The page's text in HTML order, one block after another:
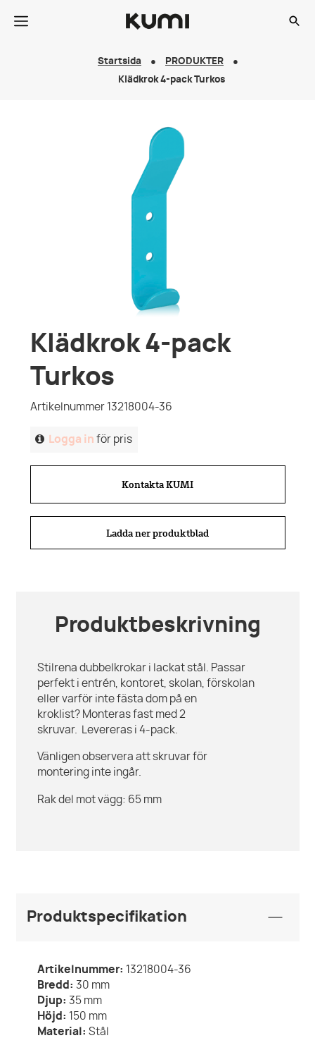
Startsida
PRODUKTER
Klädkrok 4-pack Turkos
Klädkrok 4-pack
Turkos
Artikelnummer 13218004-36
Logga in för pris
Kontakta KUMI
Ladda ner produktblad
Produktbeskrivning
Stilrena dubbelkrokar i lackat stål. Passar
perfekt i entrén, kontoret, skolan, förskolan
eller varför inte fästa dom på en
kroklist? Monteras fast med 2
skruvar. Levereras i 4-pack.
Vänligen observera att skruvar för
montering inte ingår.
Rak del mot vägg: 65 mm
Produktspecifikation
Artikelnummer: 13218004-36
Bredd: 30 mm
Djup: 35 mm
Höjd: 150 mm
Material: Stål